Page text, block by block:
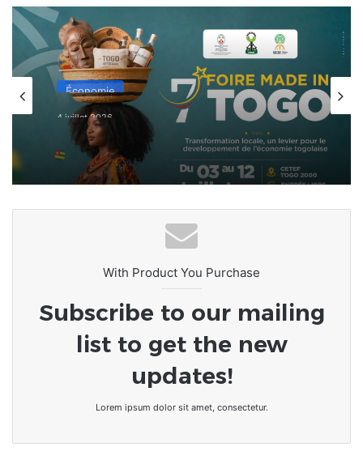
Économie
4 juillet 2026
La 7ème Foire Made in Togo au
CETEF Togo 2000 bat déjà son plein
With Product You Purchase
Subscribe to our mailing
list to get the new
updates!
Lorem ipsum dolor sit amet, consectetur.